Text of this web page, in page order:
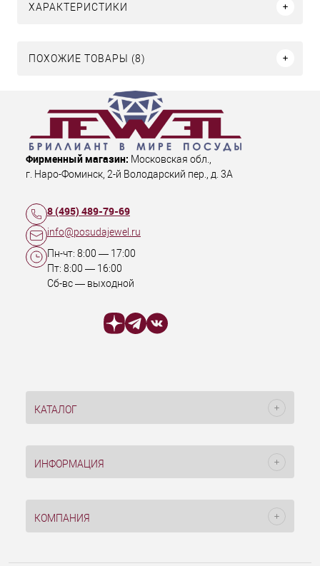
ХАРАКТЕРИСТИКИ
ПОХОЖИЕ ТОВАРЫ (8)
Фирменный магазин: Московская обл.,
г. Наро-Фоминск, 2-й Володарский пер., д. 3А
8 (495) 489-79-69
info@posudajewel.ru
Пн-чт: 8:00 — 17:00
Пт: 8:00 — 16:00
Сб-вс — выходной
КАТАЛОГ
ИНФОРМАЦИЯ
КОМПАНИЯ